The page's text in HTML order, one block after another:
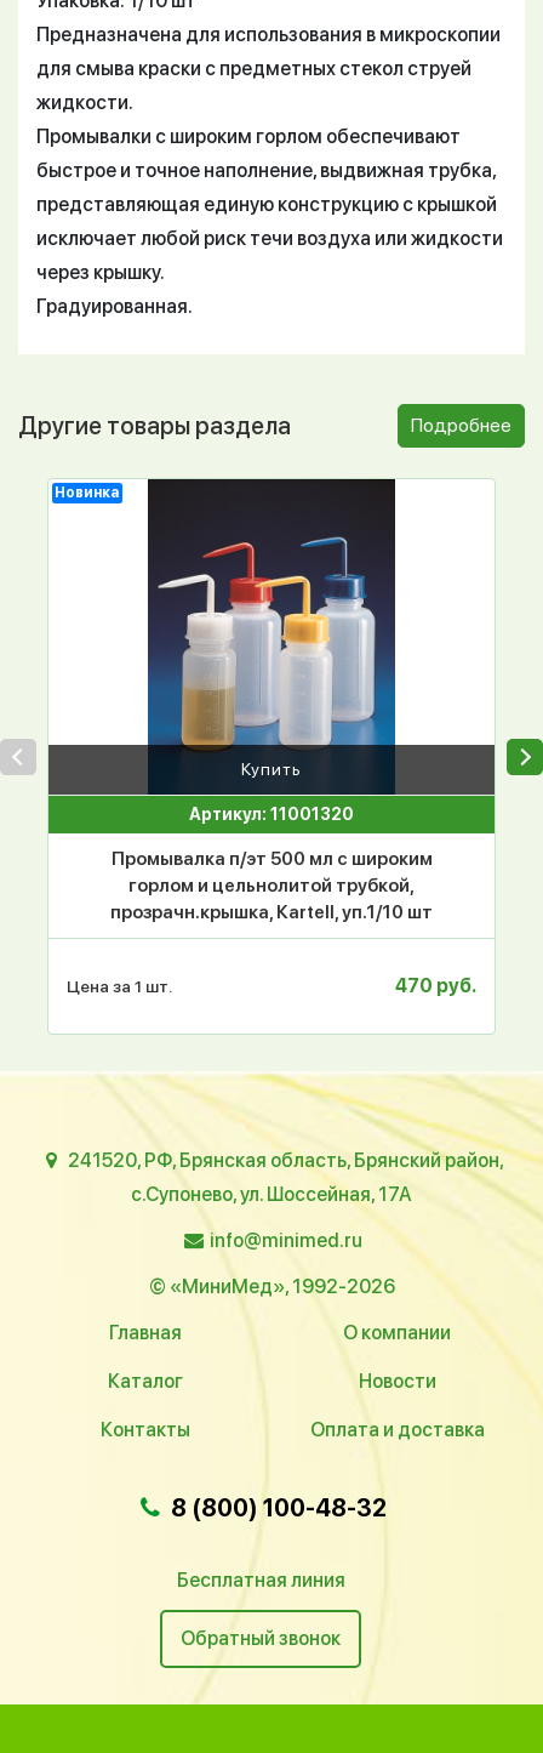
Предназначена для использования в микроскопии
для смыва краски с предметных стекол струей
жидкости.
Промывалки с широким горлом обеспечивают
быстрое и точное наполнение, выдвижная трубка,
представляющая единую конструкцию с крышкой
исключает любой риск течи воздуха или жидкости
через крышку.
Градуированная.
Другие товары раздела Подробнее
Новинка
Купить
Артикул: 11001320
Промывалка п/эт 500 мл с широким
горлом и цельнолитой трубкой,
прозрачн.крышка, Кartell, уп.1/10 шт
Цена за 1 шт. 470 руб.
241520, РФ, Брянская область, Брянский район,
с.Супонево, ул. Шоссейная, 17А
info@minimed.ru
© «МиниМед», 1992-2026
Главная
О компании
Каталог Новости
Контакты Оплата и доставка
8 (800) 100-48-32
Бесплатная линия
Обратный звонок